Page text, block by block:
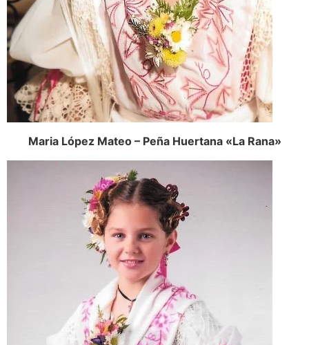
Maria López Mateo – Peña Huertana «La Rana»